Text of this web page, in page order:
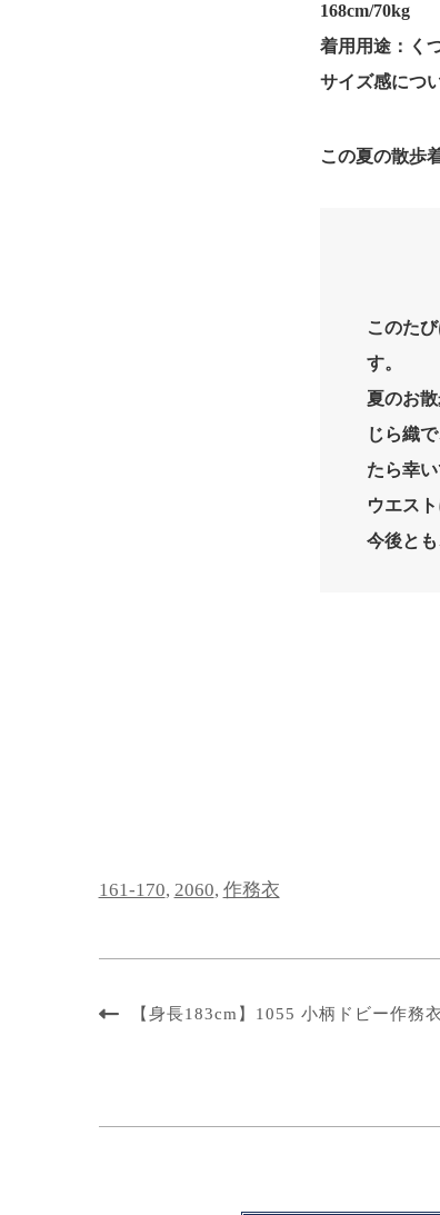
168cm/70kg
着用用途：く
サイズ感につ
この夏の散歩
このた
す。
夏のお
じら織
たら幸い
ウエス
今後と
161-170, 2060, 作務衣
【身長183cm】1055 小柄ドビー作務